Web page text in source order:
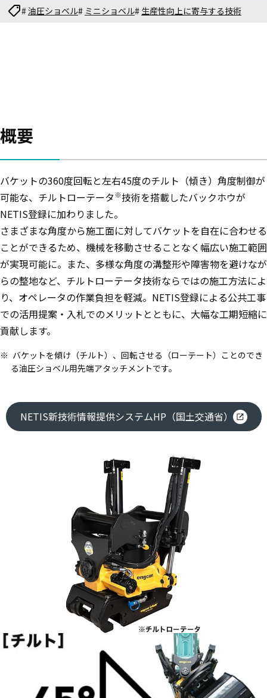
#油圧ショベル# ミニショベル# 生産性向上に寄与する技術
概要
バケットの360度回転と左右45度のチルト（傾き）角度制御が
可能な、チルトローテータ※技術を搭載したバックホウが
NETIS登録に加わりました。
さまざまな角度から施工面に対してバケットを自在に合わせる
ことができるため、機械を移動させることなく幅広い施工範囲
が実現可能に。また、多様な角度の溝整形や障害物を避けなが
らの整地など、チルトローテータ技術ならではの施工方法によ
り、オペレータの作業負担を軽減。NETIS登録による公共工事
での活用提案・入札でのメリットとともに、大幅な工期短縮に
貢献します。
バケットを傾け（チルト）、回転させる（ローテート）ことのでき
る油圧ショベル用先端アタッチメントです。
NETIS新技術情報提供システムHP（国土交通省）